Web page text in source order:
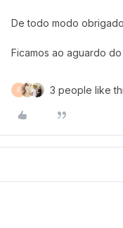
De todo modo
Ficamos ao aguardo
F 3 people like